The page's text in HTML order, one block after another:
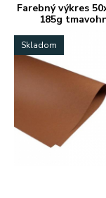
Farebný výkres
185g
Skladom